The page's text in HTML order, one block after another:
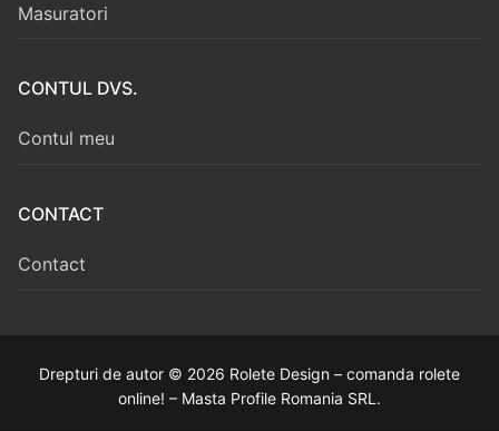
Masuratori
CONTUL DVS.
Contul meu
CONTACT
Contact
Drepturi de autor © 2026 Rolete Design – comanda rolete
online! – Masta Profile Romania SRL.